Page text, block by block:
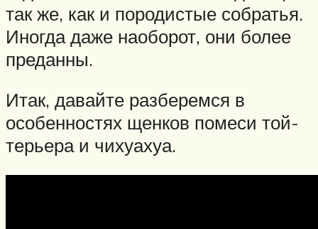
так же, как и породистые собратья.
Иногда даже наоборот, они более
преданны.
Итак, давайте разберемся в
особенностях щенков помеси той-
терьера и чихуахуа.